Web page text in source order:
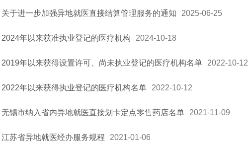
关于进一步加强异地就医直接结算管理服务的通知 2025-06-25
2024年以来获准执业登记的医疗机构 2024-10-18
2019年以来获得设置许可、尚未执业登记的医疗机构名单 2022-10-12
2022年以来获得执业登记的医疗机构名单 2022-10-12
无锡市纳入省内异地就医直接划卡定点零售药店名单 2021-11-09
江苏省异地就医经办服务规程 2021-01-06